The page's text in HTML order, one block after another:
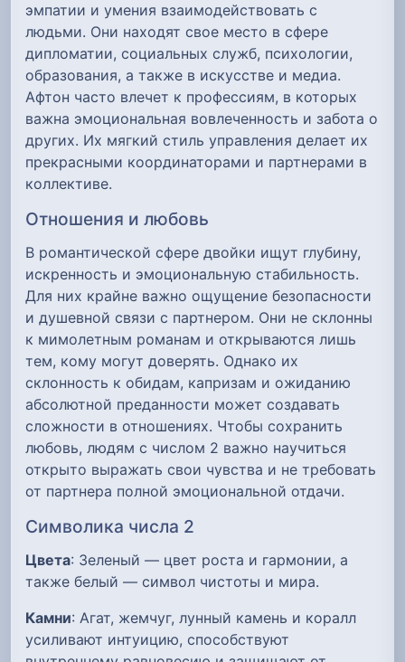
эмпатии и умения взаимодействовать с
людьми. Они находят свое место в сфере
дипломатии, социальных служб, психологии,
образования, а также в искусстве и медиа.
Афтон часто влечет к профессиям, в которых
важна эмоциональная вовлеченность и забота о
других. Их мягкий стиль управления делает их
прекрасными координаторами и партнерами в
коллективе.
Отношения и любовь
В романтической сфере двойки ищут глубину,
искренность и эмоциональную стабильность.
Для них крайне важно ощущение безопасности
и душевной связи с партнером. Они не склонны
к мимолетным романам и открываются лишь
тем, кому могут доверять. Однако их
склонность к обидам, капризам и ожиданию
абсолютной преданности может создавать
сложности в отношениях. Чтобы сохранить
любовь, людям с числом 2 важно научиться
открыто выражать свои чувства и не требовать
от партнера полной эмоциональной отдачи.
Символика числа 2
Цвета: Зеленый — цвет роста и гармонии, а
также белый — символ чистоты и мира.
Камни: Агат, жемчуг, лунный камень и коралл
усиливают интуицию, способствуют